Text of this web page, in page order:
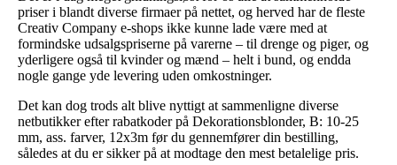
priser i blandt diverse firmaer på nettet, og herved har de fleste
Creativ Company e-shops ikke kunne lade være med at
formindske udsalgspriserne på varerne – til drenge og piger, og
yderligere også til kvinder og mænd – helt i bund, og endda
nogle gange yde levering uden omkostninger.
Det kan dog trods alt blive nyttigt at sammenligne diverse
netbutikker efter rabatkoder på Dekorationsblonder, B: 10-25
mm, ass. farver, 12x3m før du gennemfører din bestilling,
således at du er sikker på at modtage den mest betalelige pris.